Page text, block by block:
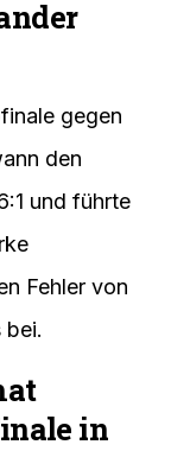
gegen
den
und führte
Fehler von
bei.
in